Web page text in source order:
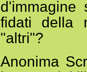
fidati della
"altri"?
Anonima